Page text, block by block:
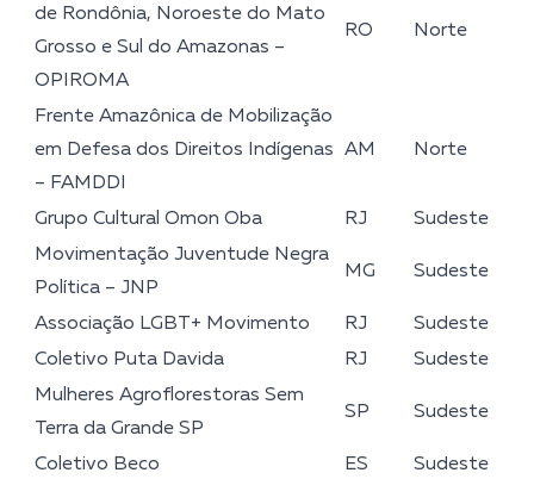
de Rondônia, Noroeste do Mato
Grosso e Sul do Amazonas –
OPIROMA
RO Norte
Frente Amazônica de Mobilização
em Defesa dos Direitos Indígenas
– FAMDDI
AM Norte
Grupo Cultural Omon Oba RJ
Sudeste
Movimentação Juventude Negra
Política – JNP
MG Sudeste
Associação LGBT+ Movimento RJ
Sudeste
Coletivo Puta Davida
RJ
Sudeste
Mulheres Agroflorestoras Sem
Terra da Grande SP
SP Sudeste
Coletivo Beco ES
Sudeste